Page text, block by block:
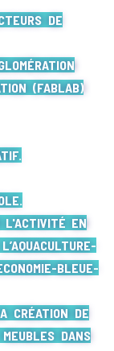
DE
(FABLAB)
L'ACTIVITÉ EN
BLEUE-
CRÉATION DE
DANS